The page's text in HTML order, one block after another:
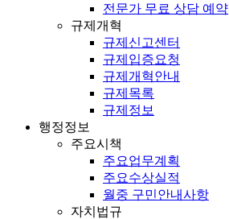
전문가 무료 상담 예약
규제개혁
규제신고센터
규제입증요청
규제개혁안내
규제목록
규제정보
행정정보
주요시책
주요업무계획
주요수상실적
월중 구민안내사항
자치법규